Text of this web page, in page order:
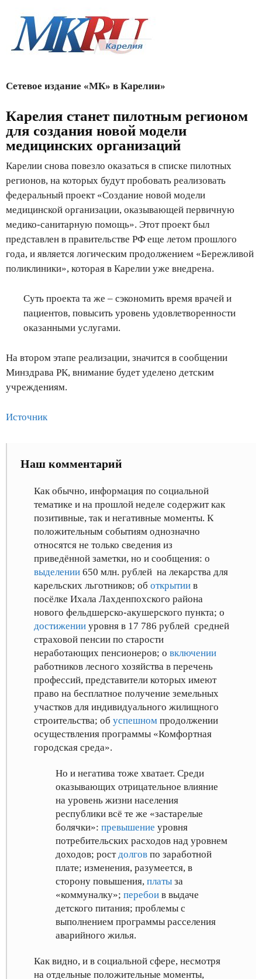
Сетевое издание «МК» в Карелии»
Карелия станет пилотным регионом
для создания новой модели
медицинских организаций
Карелии снова повезло оказаться в списке пилотных
регионов, на которых будут пробовать реализовать
федеральный проект «Создание новой модели
медицинской организации, оказывающей первичную
медико-санитарную помощь». Этот проект был
представлен в правительстве РФ еще летом прошлого
года, и является логическим продолжением «Бережливой
поликлиники», которая в Карелии уже внедрена.
Суть проекта та же – сэкономить время врачей и
пациентов, повысить уровень удовлетворенности
оказанными услугами.
На втором этапе реализации, значится в сообщении
Минздрава РК, внимание будет уделено детским
учреждениям.
Источник
Наш комментарий
Как обычно, информация по социальной
тематике и на прошлой неделе содержит как
позитивные, так и негативные моменты. К
положительным событиям однозначно
относятся не только сведения из
приведённой заметки, но и сообщения: о
выделении 650 млн. рублей на лекарства для
карельских льготников; об открытии в
посёлке Ихала Лахденпохского района
нового фельдшерско-акушерского пункта; о
достижении уровня в 17 786 рублей средней
страховой пенсии по старости
неработающих пенсионеров; о включении
работников лесного хозяйства в перечень
профессий, представители которых имеют
право на бесплатное получение земельных
участков для индивидуального жилищного
строительства; об успешном продолжении
осуществления программы «Комфортная
городская среда».
Но и негатива тоже хватает. Среди
оказывающих отрицательное влияние
на уровень жизни населения
республики всё те же «застарелые
болячки»: превышение уровня
потребительских расходов над уровнем
доходов; ростдолгов по заработной
плате; изменения, разумеется, в
сторону повышения, платы за
«коммуналку»; перебои в выдаче
детского питания; проблемы с
выполнением программы расселения
аварийного жилья.
Как видно, и в социальной сфере, несмотря
на отдельные положительные моменты,